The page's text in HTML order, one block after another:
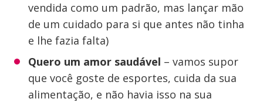
vendida como um padrão, mas lançar mão
de um cuidado para si que antes não tinha
e lhe fazia falta)
Quero um amor saudável – vamos supor
que você goste de esportes, cuida da sua
alimentação, e não havia isso na sua